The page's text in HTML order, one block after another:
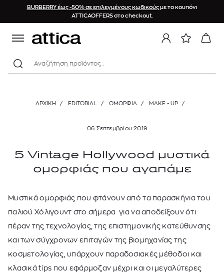
BURBERRY έως -50% σε επιλεγμένους κωδικούςμε το κουπόνι
ATTICAOFFERS στο checkout.
Αναζήτηση προϊόντος :
ΑΡΧΙΚΉ / EDITORIAL / ΟΜΟΡΦΙΑ / MAKE - UP /
06 Σεπτεμβρίου 2019
5 Vintage Hollywood μυστικά
ομορφιάς που αγαπάμε
Μυστικά ομορφιάς που φτάνουν από τα παρασκήνια του
παλιού Χόλιγουντ στο σήμερα για να αποδείξουν ότι
πέραν της τεχνολογίας, της επιστημονικής κατεύθυνσης
και των σύγχρονων επιταγών της βιομηχανίας της
κοσμετολογίας, υπάρχουν παραδοσιακές μέθοδοι και
κλασικάtips που εφάρμοζαν μέχρι και οι μεγαλύτερες